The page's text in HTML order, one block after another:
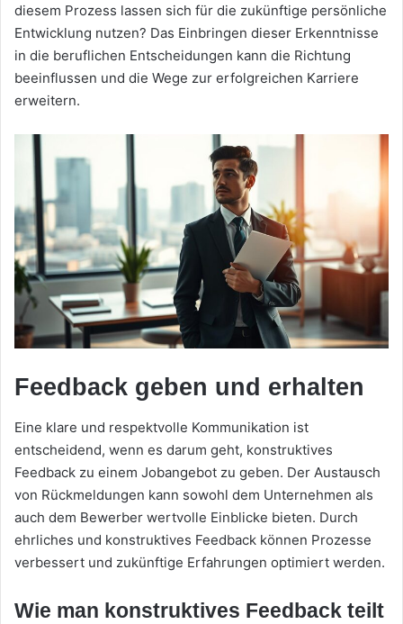
diesem Prozess lassen sich für die zukünftige persönliche
Entwicklung nutzen? Das Einbringen dieser Erkenntnisse
in die beruflichen Entscheidungen kann die Richtung
beeinflussen und die Wege zur erfolgreichen Karriere
erweitern.
Feedback geben und erhalten
Eine klare und respektvolle Kommunikation ist
entscheidend, wenn es darum geht, konstruktives
Feedback zu einem Jobangebot zu geben. Der Austausch
von Rückmeldungen kann sowohl dem Unternehmen als
auch dem Bewerber wertvolle Einblicke bieten. Durch
ehrliches und konstruktives Feedback können Prozesse
verbessert und zukünftige Erfahrungen optimiert werden.
Wie man konstruktives Feedback teilt